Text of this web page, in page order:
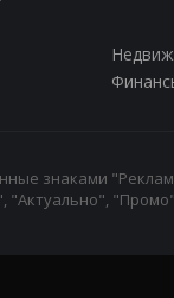
знаками
"Актуально",